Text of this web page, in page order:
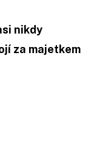
nikdy
za majetkem